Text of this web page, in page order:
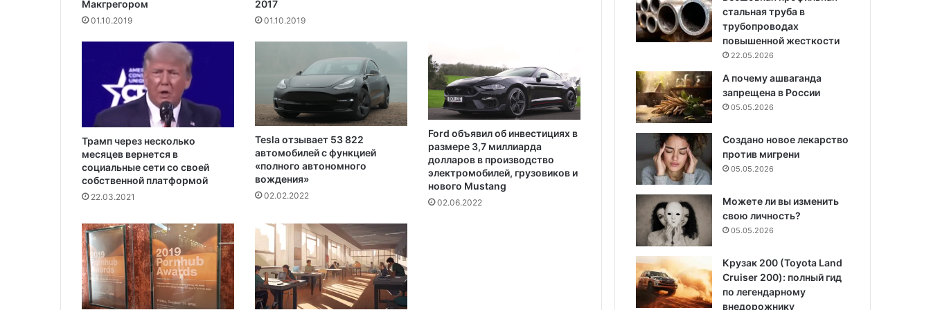
н
о
б
е
н
к
а
и
з
р
и
д
ы
,
с
Макгрегором‍
01.10.2019
2017
01.10.2019
Трамп через несколько
месяцев вернется в
социальные сети со своей
собственной платформой
22.03.2021
Tesla отзывает 53 822
автомобилей с функцией
«полного автономного
вождения»
02.02.2022
Ford объявил об инвестициях в
размере 3,7 миллиарда
долларов в производство
электромобилей, грузовиков и
нового Mustang
02.06.2022
стальная труба в
трубопроводах
повышенной жесткости
22.05.2026
А почему ашваганда
запрещена в России
05.05.2026
Создано новое лекарство
против мигрени
05.05.2026
Можете ли вы изменить
свою личность?
05.05.2026
Крузак 200 (Toyota Land
Cruiser 200): полный гид
по легендарному
внедорожнику